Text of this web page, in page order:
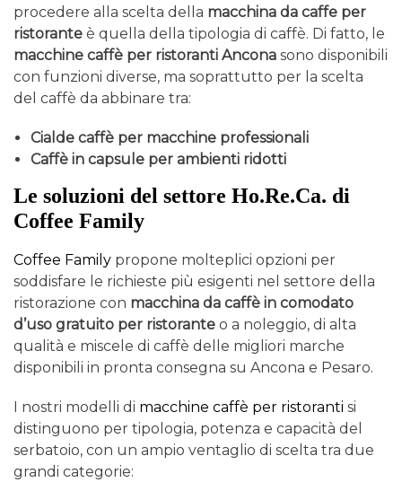
procedere alla scelta della macchina da caffe per
ristorante è quella della tipologia di caffè. Di fatto, le
macchine caffè per ristoranti Ancona sono disponibili
con funzioni diverse, ma soprattutto per la scelta
del caffè da abbinare tra:
Cialde caffè per macchine professionali
Caffè in capsule per ambienti ridotti
Le soluzioni del settore Ho.Re.Ca. di
Coffee Family
Coffee Family propone molteplici opzioni per
soddisfare le richieste più esigenti nel settore della
ristorazione con macchina da caffè in comodato
d’uso gratuito per ristorante o a noleggio, di alta
qualità e miscele di caffè delle migliori marche
disponibili in pronta consegna su Ancona e Pesaro.
I nostri modelli di macchine caffè per ristoranti si
distinguono per tipologia, potenza e capacità del
serbatoio, con un ampio ventaglio di scelta tra due
grandi categorie: